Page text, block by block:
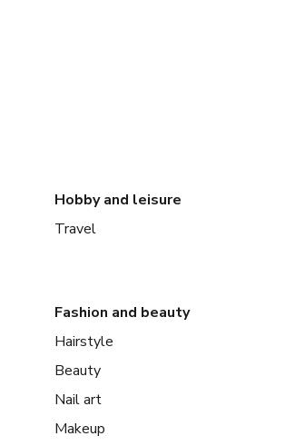
Hobby and leisure
Travel
Fashion and beauty
Hairstyle
Beauty
Nail art
Makeup